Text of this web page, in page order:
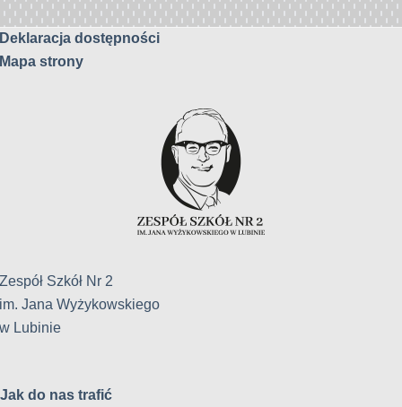
Deklaracja dostępności
Mapa strony
Zespół Szkół Nr 2
im. Jana Wyżykowskiego
w Lubinie
Jak do nas trafić